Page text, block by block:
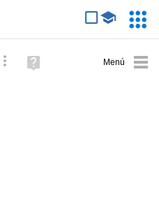
Búsqueda avanzada
Ayuda
(en